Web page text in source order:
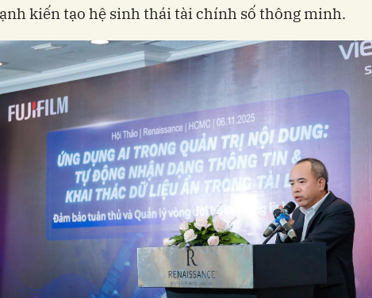
kiến tạo hệ sinh thái tài chính số thông minh.